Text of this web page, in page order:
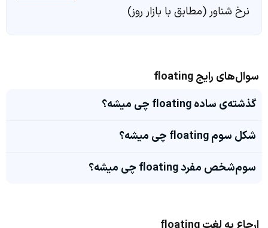
نرخ شناور (مطابق با بازار روز)
سوال‌های رایج floating
گذشته‌ی ساده floating چی میشه؟
شکل سوم floating چی میشه؟
سوم‌شخص مفرد floating چی میشه؟